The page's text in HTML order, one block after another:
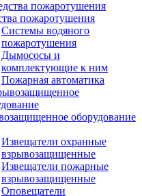
пожаротушения
Системы водяного
пожаротушения
Дымососы и
комплектующие к ним
Пожарная автоматика
оборудование
Извещатели охранные
взрывозащищенные
Извещатели пожарные
взрывозащищенные
Оповещатели